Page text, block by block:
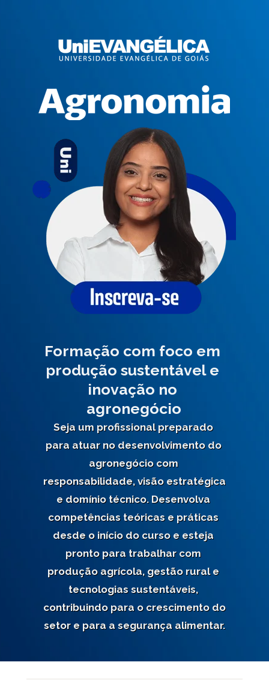
Formação com foco em
produção sustentável e
inovação no
agronegócio
Seja um profissional preparado
para atuar no desenvolvimento do
agronegócio com
responsabilidade, visão estratégica
e domínio técnico. Desenvolva
competências teóricas e práticas
desde o início do curso e esteja
pronto para trabalhar com
produção agrícola, gestão rural e
tecnologias sustentáveis,
contribuindo para o crescimento do
setor e para a segurança alimentar.